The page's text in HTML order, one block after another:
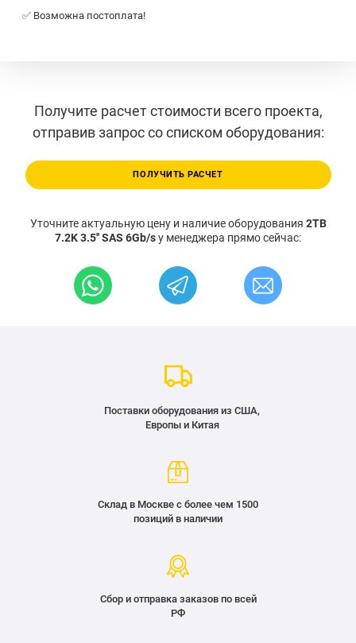
✅ Возможна постоплата!
Получите расчет стоимости всего проекта,
отправив запрос со списком оборудования:
ПОЛУЧИТЬ РАСЧЕТ
Уточните актуальную цену и наличие оборудования 2TB
7.2K 3.5'' SAS 6Gb/sу менеджера прямо сейчас:
Поставки оборудования из США,
Европы и Китая
Склад в Москве с более чем 1500
позиций в наличии
Сбор и отправка заказов по всей
РФ